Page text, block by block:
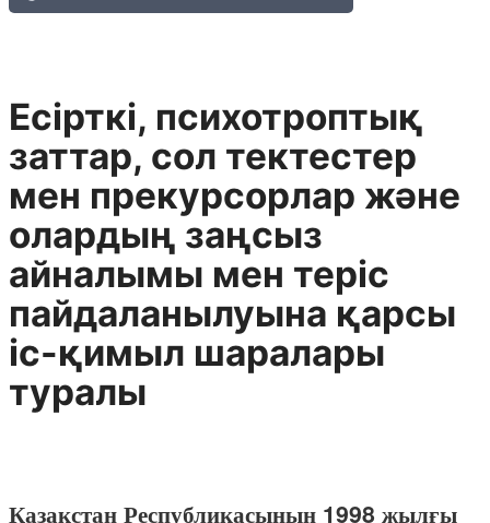
Есiрткi, психотроптық
заттар, сол тектестер
мен прекурсорлар және
олардың заңсыз
айналымы мен терiс
пайдаланылуына қарсы
iс-қимыл шаралары
туралы
Қазақстан Республикасының 1998 жылғы